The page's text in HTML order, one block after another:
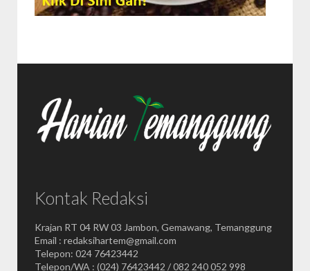
Kontak Redaksi
Krajan RT 04 RW 03 Jambon, Gemawang, Temanggung
Email : redaksihartem@gmail.com
Telepon: 024 76423442
Telepon/WA : (024) 76423442 / 082 240 052 998